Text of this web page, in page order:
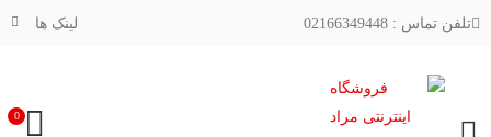
تلفن تماس : 02166349448 لینک ها
0